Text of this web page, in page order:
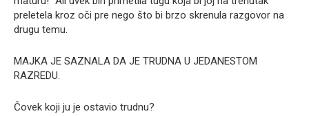
preletela kroz oči pre nego što bi brzo skrenula razgovor na
drugu temu.
MAJKA JE SAZNALA DA JE TRUDNA U JEDANESTOM
RAZREDU.
Čovek koji ju je ostavio trudnu?